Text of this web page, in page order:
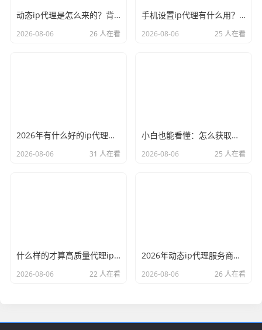
动态ip代理是怎么来的？背后的原理比你想象的精彩
2026-08-06 26 人在看
手机设置ip代理有什么用？不只是改定位那么简单
2026-08-06 25 人在看
2026年有什么好的ip代理软件？亲测后我只推荐这几个
2026-08-06 31 人在看
小白也能看懂：怎么获取代理ip和端口号，一步步教会你
2026-08-06 25 人在看
什么样的才算高质量代理ip？资深玩家总结了三个硬指标
2026-08-06 22 人在看
2026年动态ip代理服务商有哪些？这份清单建议收藏
2026-08-06 26 人在看